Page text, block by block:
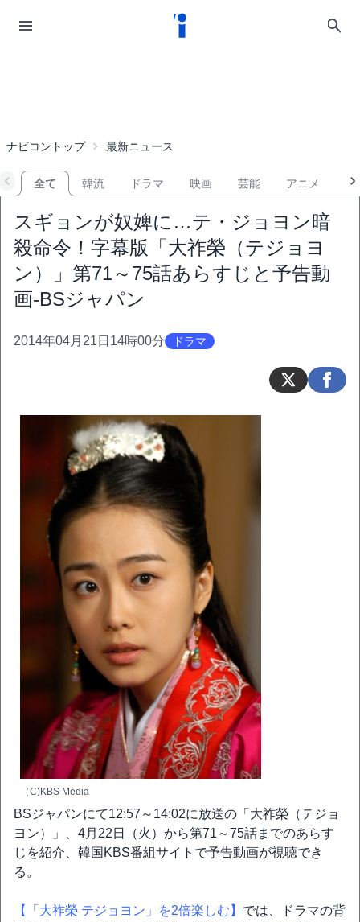
ナビコントップ 最新ニュース
全て 韓流 ドラマ 映画 芸能 アニメ
スギョンが奴婢に…テ・ジョヨン暗
殺命令！字幕版「大祚榮（テジョヨ
ン）」第71～75話あらすじと予告動
画-BSジャパン
2014年04月21日14時00分 ドラマ
（C)KBS Media
BSジャパンにて12:57～14:02に放送の「大祚榮（テジョ
ヨン）」、4月22日（火）から第71～75話までのあらす
じを紹介、韓国KBS番組サイトで予告動画が視聴でき
る。
【「大祚榮 テジョヨン」を2倍楽しむ】 では、ドラマの背